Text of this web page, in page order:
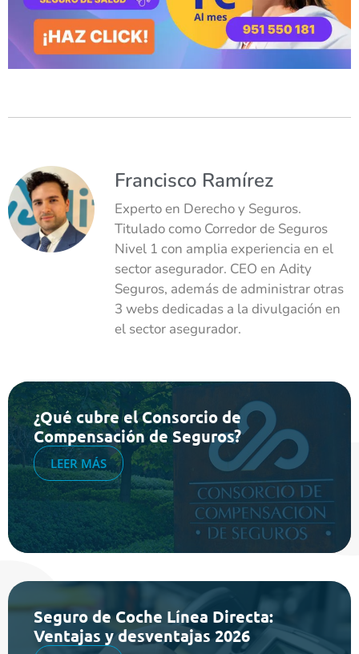
Francisco Ramírez
Experto en Derecho y Seguros.
Titulado como Corredor de Seguros
Nivel 1 con amplia experiencia en el
sector asegurador. CEO en Adity
Seguros, además de administrar otras
3 webs dedicadas a la divulgación en
el sector asegurador.
¿Qué cubre el Consorcio de
Compensación de Seguros?
LEER MÁS
Seguro de Coche Línea Directa:
Ventajas y desventajas 2026